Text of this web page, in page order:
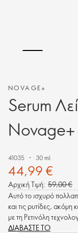
NOVAGE+
Serum
Novage+
41035 30 ml.
44,99 €
Αρχική Τιμή: 59,00 €
Αυτό το ισχυρό
και τις ρυτίδες, ακόμη
με τη Ρετινόλη
ενεργοποιεί την
ΔΙΑΒΑΣΤΕ ΤΟ